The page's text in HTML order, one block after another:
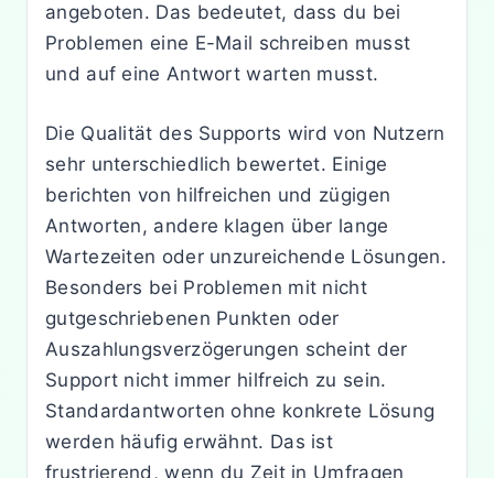
angeboten. Das bedeutet, dass du bei
Problemen eine E-Mail schreiben musst
und auf eine Antwort warten musst.
Die Qualität des Supports wird von Nutzern
sehr unterschiedlich bewertet. Einige
berichten von hilfreichen und zügigen
Antworten, andere klagen über lange
Wartezeiten oder unzureichende Lösungen.
Besonders bei Problemen mit nicht
gutgeschriebenen Punkten oder
Auszahlungsverzögerungen scheint der
Support nicht immer hilfreich zu sein.
Standardantworten ohne konkrete Lösung
werden häufig erwähnt. Das ist
frustrierend, wenn du Zeit in Umfragen